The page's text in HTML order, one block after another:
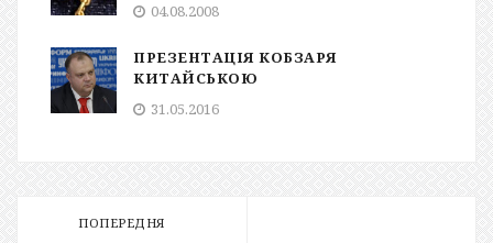
04.08.2008
ПРЕЗЕНТАЦІЯ КОБЗАРЯ
КИТАЙСЬКОЮ
31.05.2016
ПОПЕРЕДНЯ